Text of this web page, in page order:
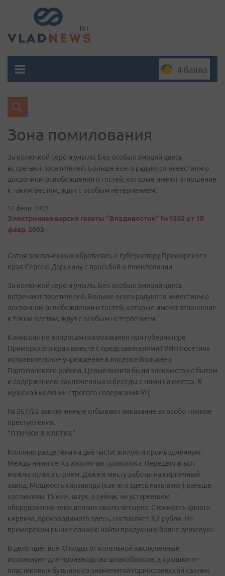
4 балла
Зона помилования
За колючкой серо и уныло. Без особых эмоций здесь
встречают посетителей. Больше всего радуются известиям о
досрочном освобождении и гостей, которые имеют отношение
к таким вестям, ждут с особым нетерпением.
10 февр. 2003
Электронная версия газеты "Владивосток" №1505 от 10
февр. 2003
Сотня заключенных обратилась к губернатору Приморского
края Сергею Дарькину с просьбой о помиловании
За колючкой серо и уныло. Без особых эмоций здесь
встречают посетителей. Больше всего радуются известиям о
досрочном освобождении и гостей, которые имеют отношение
к таким вестям, ждут с особым нетерпением.
Комиссия по вопросам помилования при губернаторе
Приморского края вместе с представителями ГУИН посетила
исправительное учреждение в поселке Волчанец
Партизанского района. Целью визита были знакомство с бытом
и содержанием заключенных и беседы с ними на местах. В
мужской колонии строгого содержания УЦ
№ 267/22 заключенные отбывают наказание за особо тяжкие
преступления.
"ПТИЧКИ В КЛЕТКЕ"
Колония разделена на две части: жилую и промышленную.
Между ними сетка и колючая проволока. Передвигаться
можно только строем. Даже к месту работы на кирпичный
завод. Мощность кирзавода (как его здесь называют) раньше
составляла 15 млн. штук, а сейчас на устаревшем
оборудовании зеки делают около четырех. Стоимость одного
кирпича, производимого здесь, составляет 3,2 рубля. На
приморском рынке сложно найти продукцию более дешевую.
В дело идет все. Отходы от котельной заключенные
используют для производства шлакоблоков, а крышки от
пластиковых бутылок со знаменитой горностаевской свалки